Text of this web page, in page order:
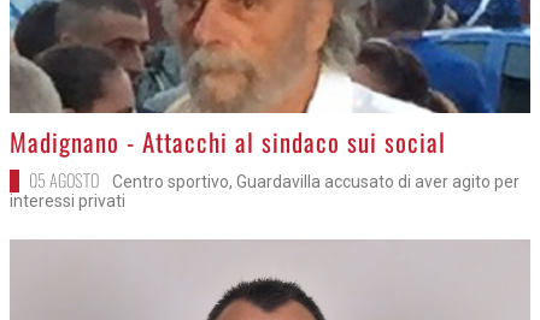
>Madignano - Attacchi al sindaco sui social
05 AGOSTO
Centro sportivo, Guardavilla accusato di aver agito per
interessi privati